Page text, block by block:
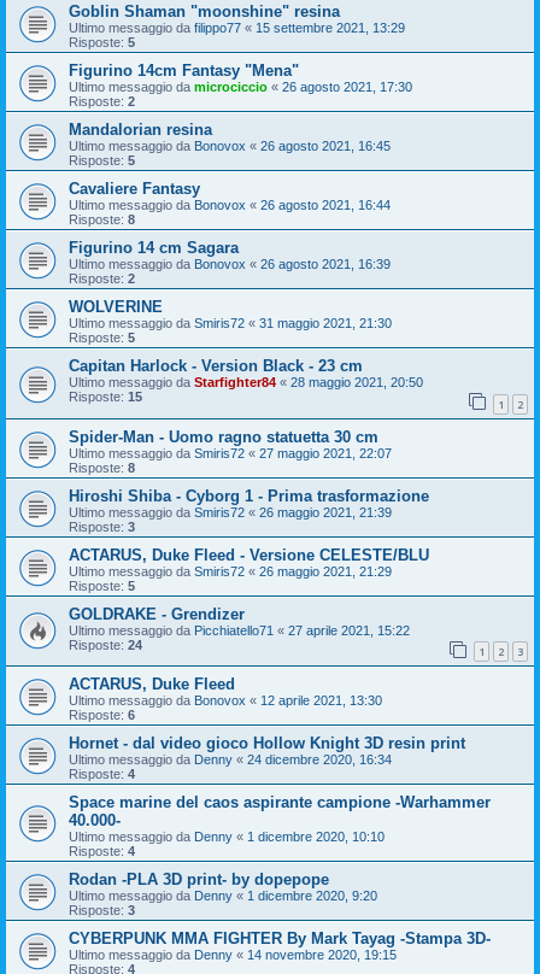
Goblin Shaman "moonshine" resina
Ultimo messaggio da filippo77 « 15 settembre 2021, 13:29
Risposte: 5
Figurino 14cm Fantasy "Mena"
Ultimo messaggio da microciccio « 26 agosto 2021, 17:30
Risposte: 2
Mandalorian resina
Ultimo messaggio da Bonovox « 26 agosto 2021, 16:45
Risposte: 5
Cavaliere Fantasy
Ultimo messaggio da Bonovox « 26 agosto 2021, 16:44
Risposte: 8
Figurino 14 cm Sagara
Ultimo messaggio da Bonovox « 26 agosto 2021, 16:39
Risposte: 2
WOLVERINE
Ultimo messaggio da Smiris72 « 31 maggio 2021, 21:30
Risposte: 5
Capitan Harlock - Version Black - 23 cm
Ultimo messaggio da Starfighter84 « 28 maggio 2021, 20:50
Risposte: 15 1 2
Spider-Man - Uomo ragno statuetta 30 cm
Ultimo messaggio da Smiris72 « 27 maggio 2021, 22:07
Risposte: 8
Hiroshi Shiba - Cyborg 1 - Prima trasformazione
Ultimo messaggio da Smiris72 « 26 maggio 2021, 21:39
Risposte: 3
ACTARUS, Duke Fleed - Versione CELESTE/BLU
Ultimo messaggio da Smiris72 « 26 maggio 2021, 21:29
Risposte: 5
GOLDRAKE - Grendizer
Ultimo messaggio da Picchiatello71 « 27 aprile 2021, 15:22
Risposte: 24 1 2 3
ACTARUS, Duke Fleed
Ultimo messaggio da Bonovox « 12 aprile 2021, 13:30
Risposte: 6
Hornet - dal video gioco Hollow Knight 3D resin print
Ultimo messaggio da Denny « 24 dicembre 2020, 16:34
Risposte: 4
Space marine del caos aspirante campione -Warhammer
40.000-
Ultimo messaggio da Denny « 1 dicembre 2020, 10:10
Risposte: 4
Rodan -PLA 3D print- by dopepope
Ultimo messaggio da Denny « 1 dicembre 2020, 9:20
Risposte: 3
CYBERPUNK MMA FIGHTER By Mark Tayag -Stampa 3D-
Ultimo messaggio da Denny « 14 novembre 2020, 19:15
Risposte: 4